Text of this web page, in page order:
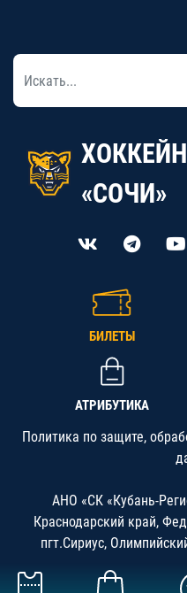
«СОЧИ»
БИЛЕТЫ
АТРИБУТИКА
Политика по защите,
АНО «СК «Кубань-
Краснодарский край,
пгт.Сириус,